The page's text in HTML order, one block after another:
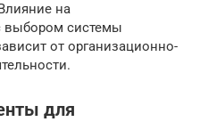
на
выбором системы
от организационно-
для